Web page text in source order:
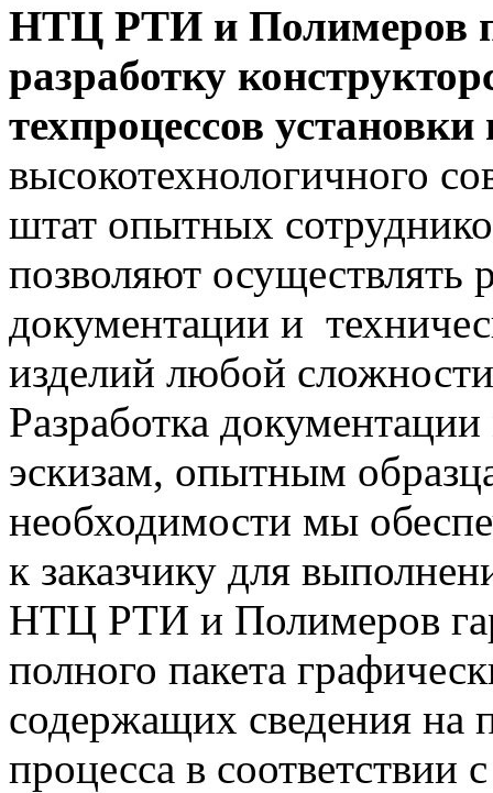
НТЦ РТИ и Полимеров
разработку
техпроцессов
высокотехнологичного
штат опытных
позволяют осуществлять
документации и
изделий любой
Разработка
эскизам, опытным
необходимости мы
к заказчику для
НТЦ РТИ и Полимеров
полного пакета
содержащих сведения на
процесса в